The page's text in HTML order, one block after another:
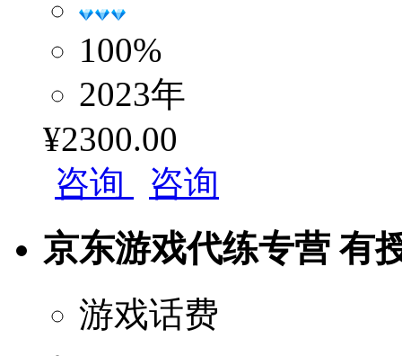
100%
2023年
¥2300.00
咨询
咨询
京东游戏代练专营 有
游戏话费